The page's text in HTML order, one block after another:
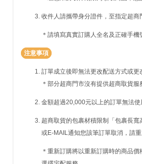
收件人請攜帶身分證件，至指定超
＊請填寫真實訂購人全名及正確手
注意事項
訂單成立後即無法更改配送方式或
＊部分超商門市沒有提供超商取貨
金額超過20,000元以上的訂單無法
超商取貨的包裹材積限制「包裹長
或E-MAIL通知您該筆訂單取消，請
＊重新訂購將以重新訂購時的商品